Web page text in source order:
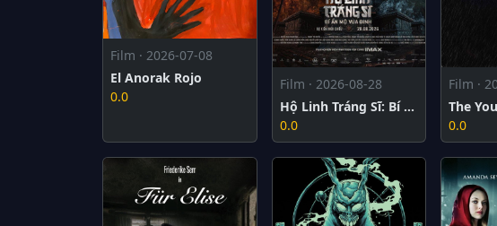
Film · 2026-07-08
El Anorak Rojo
0.0
Film · 2026-08-28
Hộ Linh Tráng Sĩ: Bí ẩn mộ Vua Đinh
0.0
Film ·
The
0.0